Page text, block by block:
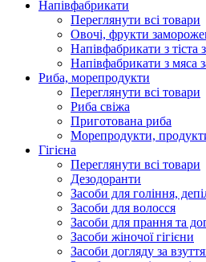
Напівфабрикати
Переглянути всі товари
Овочі, фрукти
Напівфабрикати з тіста
Напівфабрикати з мяса
Риба, морепродукти
Переглянути всі товари
Риба свіжа
Приготована риба
Морепродукти,
Гігієна
Переглянути всі товари
Дезодоранти
Засоби для гоління,
Засоби для волосся
Засоби для прання та
Засоби жіночої гігієни
Засоби догляду за